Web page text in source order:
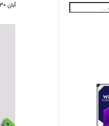
آبان ۳۰, ۱۴۰۰